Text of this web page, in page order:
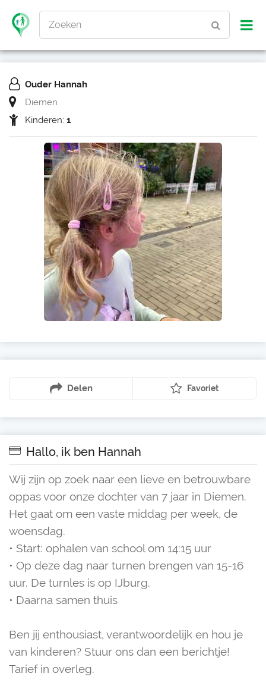
Zoeken
Ouder Hannah
Diemen
Kinderen: 1
Delen Favoriet
Hallo, ik ben Hannah
Wij zijn op zoek naar een lieve en betrouwbare
oppas voor onze dochter van 7 jaar in Diemen.
Het gaat om een vaste middag per week, de
woensdag.
• Start: ophalen van school om 14:15 uur
• Op deze dag naar turnen brengen van 15-16
uur. De turnles is op IJburg.
• Daarna samen thuis
Ben jij enthousiast, verantwoordelijk en hou je
van kinderen? Stuur ons dan een berichtje!
Tarief in overleg.